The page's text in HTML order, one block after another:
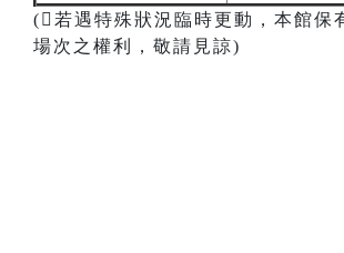
(若遇特殊狀況臨時更動，本館保
場次之權利，敬請見諒)